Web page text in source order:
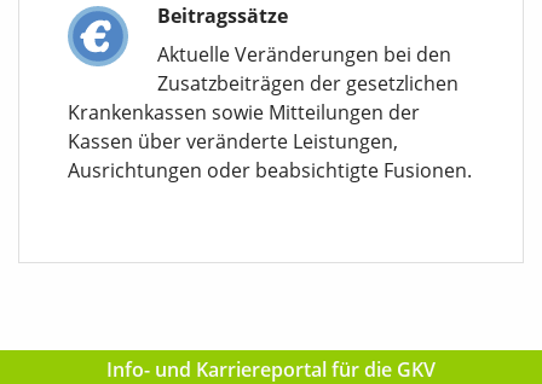
Beitragssätze
Aktuelle Veränderungen bei den
Zusatzbeiträgen der gesetzlichen
Krankenkassen sowie Mitteilungen der
Kassen über veränderte Leistungen,
Ausrichtungen oder beabsichtigte Fusionen.
Info- und Karriereportal für die GKV